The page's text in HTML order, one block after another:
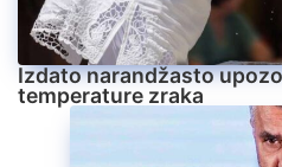
Izdato narandžasto
temperature zraka